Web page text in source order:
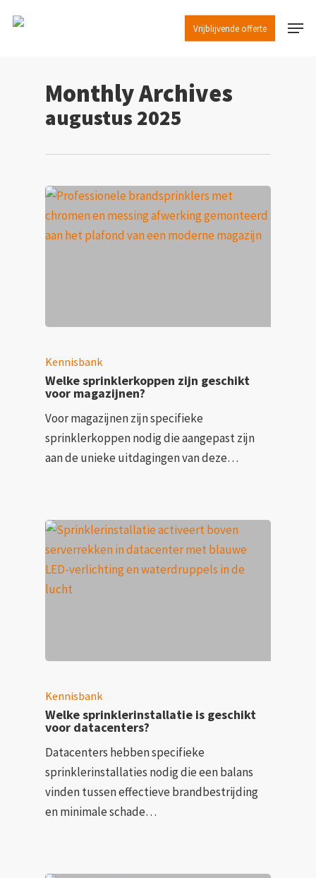
Vrijblijvende offerte Menu
Monthly Archives
augustus 2025
Kennisbank
Welke sprinklerkoppen zijn geschikt
voor magazijnen?
Voor magazijnen zijn specifieke
sprinklerkoppen nodig die aangepast zijn
aan de unieke uitdagingen van deze…
Kennisbank
Welke sprinklerinstallatie is geschikt
voor datacenters?
Datacenters hebben specifieke
sprinklerinstallaties nodig die een balans
vinden tussen effectieve brandbestrijding
en minimale schade…